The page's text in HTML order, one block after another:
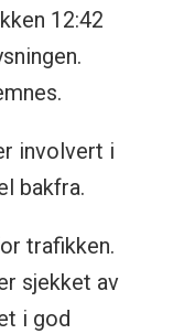
12:42
involvert i
bakfra.
trafikken.
sjekket av
i god